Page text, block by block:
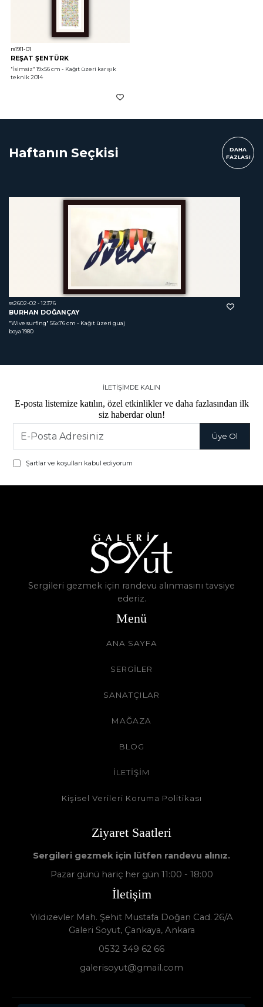
rs1911-01
REŞAT ŞENTÜRK
"İsimsiz" 19x56 cm - Kağıt üzeri karışık
teknik 2014
Haftanın Seçkisi
DAHA
FAZLASI
ss2602-02 - 12376
BURHAN DOĞANÇAY
"Wive surfing" 56x76 cm - Kağıt üzeri guaj
boya 1980
İLETİŞİMDE KALIN
E-posta listemize katılın, özel etkinlikler ve daha fazlasından ilk
siz haberdar olun!
Şartlar ve koşulları kabul ediyorum
Sergileri gezmek için randevu alınmasını tavsiye
ederiz.
Menü
ANA SAYFA
SERGİLER
SANATÇILAR
MAĞAZA
BLOG
İLETİŞİM
Kişisel Verileri Koruma Politikası
Ziyaret Saatleri
Sergileri gezmek için lütfen randevu alınız.
Pazar günü hariç her gün 11:00 - 18:00
İletişim
Yıldızevler Mah. Şehit Mustafa Doğan Cad. 26/A
Galeri Soyut, Çankaya, Ankara
0532 349 62 66
galerisoyut@gmail.com